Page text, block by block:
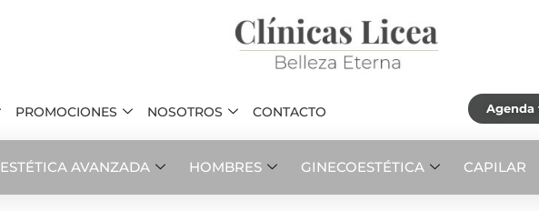
PROMOCIONES NOSOTROS CONTACTO Agenda
ESTÉTICA AVANZADA HOMBRES GINECOESTÉTICA CAPILAR